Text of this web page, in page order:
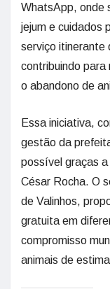
WhatsApp, onde
jejum e cuidados
serviço itinerante
contribuindo para
o abandono de
Essa iniciativa,
gestão da
possível graças
César Rocha. O
de Valinhos,
gratuita em
compromisso
animais de